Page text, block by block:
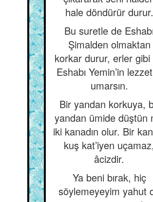
hale döndürür durur.
Bu suretle de Eshabı
Şimalden olmaktan
korkar durur, erler gibi
Eshabı Yemin’in
umarsın.
Bir yandan korkuya,
yandan ümide düştün
iki kanadın olur. Bir
kuş kat’iyen uçamaz,
âcizdir.
Ya beni bırak, hiç
söylemeyeyim yahut